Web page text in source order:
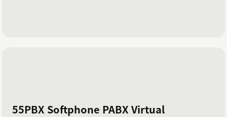
55PBX Softphone PABX Virtual